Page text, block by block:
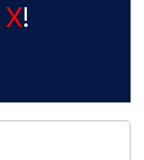
X!